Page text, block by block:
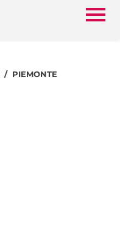
PIEMONTE